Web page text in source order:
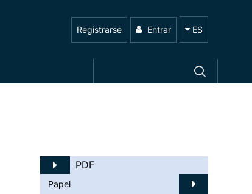
Registrarse Entrar ES
PDF
Papel